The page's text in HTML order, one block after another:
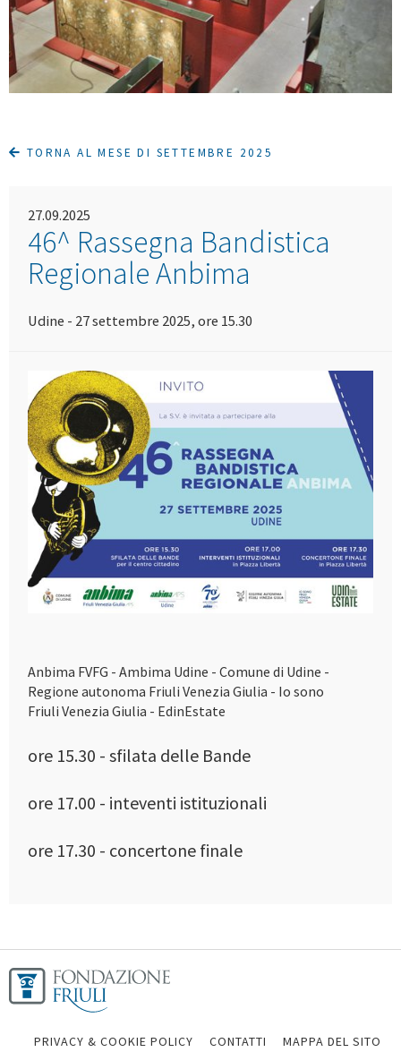
TORNA AL MESE DI SETTEMBRE 2025
27.09.2025
46^ Rassegna Bandistica
Regionale Anbima
Udine - 27 settembre 2025, ore 15.30
Anbima FVFG - Ambima Udine - Comune di Udine -
Regione autonoma Friuli Venezia Giulia - Io sono
Friuli Venezia Giulia - EdinEstate
ore 15.30 - sfilata delle Bande
ore 17.00 - inteventi istituzionali
ore 17.30 - concertone finale
PRIVACY & COOKIE POLICY CONTATTI MAPPA DEL SITO